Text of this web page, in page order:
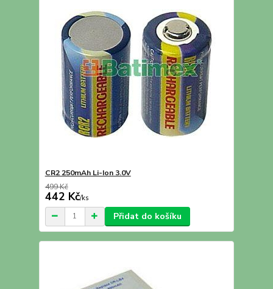
CR2 250mAh Li-Ion 3.0V
499 Kč
442 Kč/ks
Přidat do košíku